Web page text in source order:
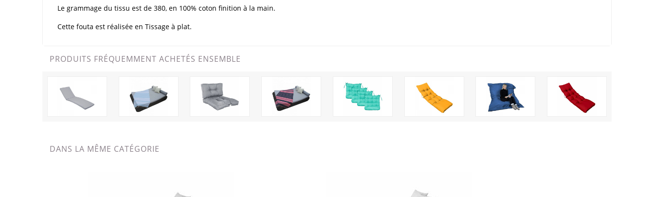
Le grammage du tissu est de 380, en 100% coton finition à la main.
Cette fouta est réalisée en Tissage à plat.
PRODUITS FRÉQUEMMENT ACHETÉS ENSEMBLE
DANS LA MÊME CATÉGORIE